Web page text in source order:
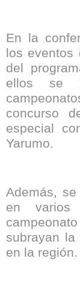
En la
los eventos
del
ellos se
concurso
especial
Yarumo.
Además,
en
subrayan
en la región.